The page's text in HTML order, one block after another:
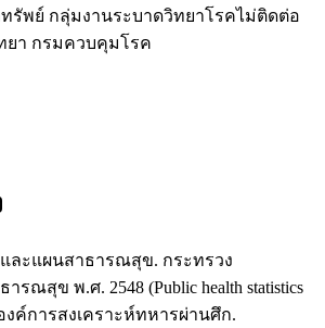
รัพย์ กลุ่มงานระบาดวิทยาโรคไม่ติดต่อ
ยา กรมควบคุมโรค
ละแผนสาธารณสุข. กระทรวง
ณสุข พ.ศ. 2548 (Public health statistics
งค์การสงเคราะห์ทหารผ่านศึก.